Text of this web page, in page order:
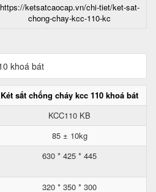
https://ketsatcaocap.vn/chi-tiet/ket-sat-
chong-chay-kcc-110-kc
Két sắt chống cháy kcc 110 khoá bát
KCC110 KB
85 ± 10kg
630 * 425 * 445
320 * 350 * 300